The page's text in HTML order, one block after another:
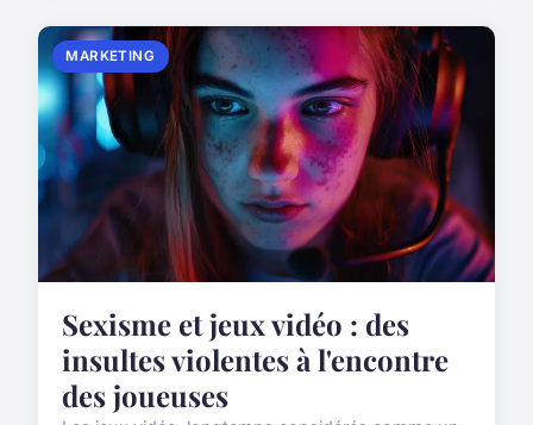
MARKETING
Sexisme et jeux vidéo : des
insultes violentes à l'encontre
des joueuses